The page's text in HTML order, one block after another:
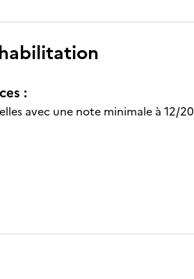
:
avec une note minimale à 12/20